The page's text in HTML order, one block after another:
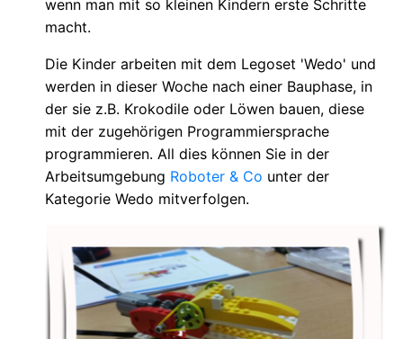
wenn man mit so kleinen Kindern erste Schritte
macht.
Die Kinder arbeiten mit dem Legoset 'Wedo' und
werden in dieser Woche nach einer Bauphase, in
der sie z.B. Krokodile oder Löwen bauen, diese
mit der zugehörigen Programmiersprache
programmieren. All dies können Sie in der
Arbeitsumgebung Roboter & Co unter der
Kategorie Wedo mitverfolgen.